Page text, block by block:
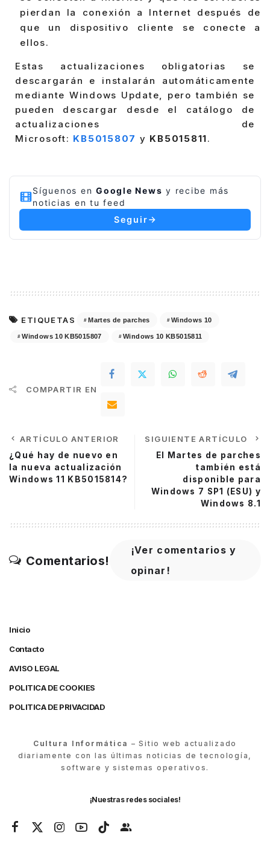
pierdan la conexión a Internet después de
que un dispositivo cliente se conecte a
ellos.
Estas actualizaciones obligatorias se
descargarán e instalarán automáticamente
mediante Windows Update, pero también se
pueden descargar desde el catálogo de
actualizaciones de
Microsoft: KB5015807 y KB5015811.
Síguenos en Google News y recibe más
noticias en tu feed
Seguir
ETIQUETAS Martes de parches Windows 10
Windows 10 KB5015807 Windows 10 KB5015811
COMPARTIR EN
ARTÍCULO ANTERIOR
¿Qué hay de nuevo en
la nueva actualización
Windows 11 KB5015814?
SIGUIENTE ARTÍCULO
El Martes de parches
también está
disponible para
Windows 7 SP1 (ESU) y
Windows 8.1
Comentarios!
¡Ver comentarios y
opinar!
Inicio
Contacto
AVISO LEGAL
POLITICA DE COOKIES
POLITICA DE PRIVACIDAD
Cultura Informática – Sitio web actualizado
diariamente con las últimas noticias de tecnología,
software y sistemas operativos.
¡Nuestras redes sociales!